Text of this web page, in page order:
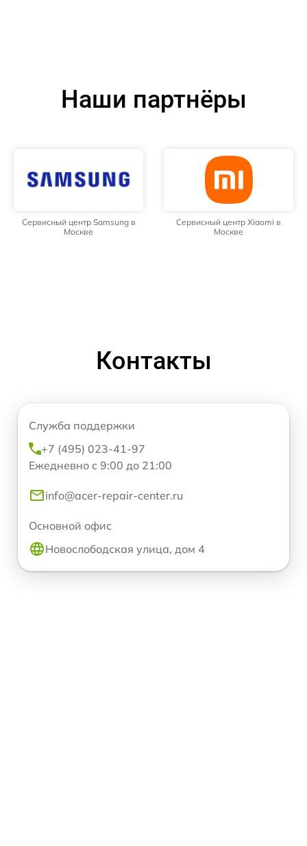
Наши партнёры
Сервисный центр Samsung в
Москве
Сервисный центр Xiaomi в
Москве
Контакты
Служба поддержки
+7 (495) 023-41-97
Ежедневно с 9:00 до 21:00
info@acer-repair-center.ru
Основной офис
Новослободская улица, дом 4